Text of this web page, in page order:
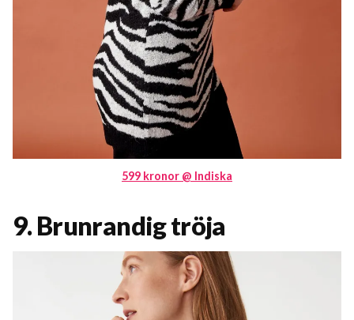
599 kronor @ Indiska
9. Brunrandig tröja